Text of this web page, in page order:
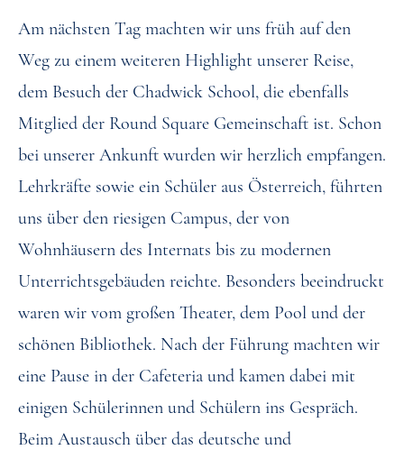
Am nächsten Tag machten wir uns früh auf den
Weg zu einem weiteren Highlight unserer Reise,
dem Besuch der Chadwick School, die ebenfalls
Mitglied der Round Square Gemeinschaft ist. Schon
bei unserer Ankunft wurden wir herzlich empfangen.
Lehrkräfte sowie ein Schüler aus Österreich, führten
uns über den riesigen Campus, der von
Wohnhäusern des Internats bis zu modernen
Unterrichtsgebäuden reichte. Besonders beeindruckt
waren wir vom großen Theater, dem Pool und der
schönen Bibliothek. Nach der Führung machten wir
eine Pause in der Cafeteria und kamen dabei mit
einigen Schülerinnen und Schülern ins Gespräch.
Beim Austausch über das deutsche und